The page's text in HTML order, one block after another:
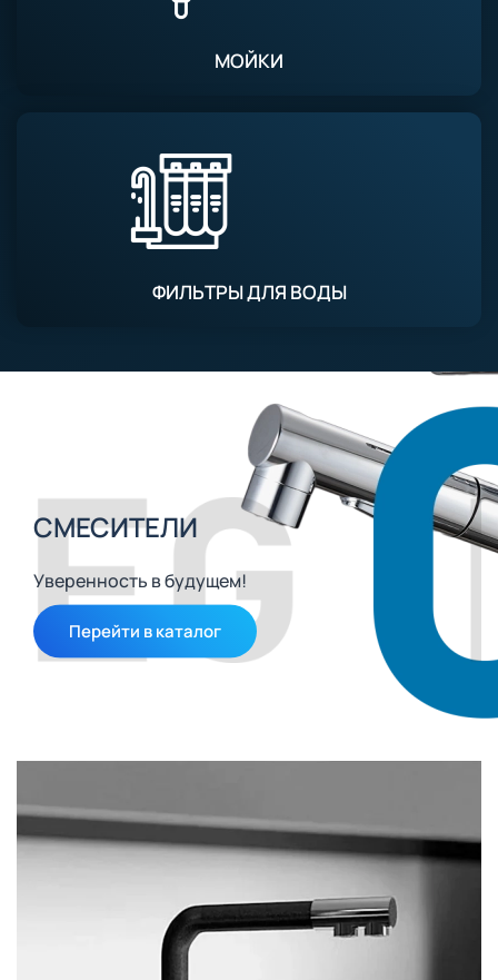
МОЙКИ
ФИЛЬТРЫ ДЛЯ ВОДЫ
СМЕСИТЕЛИ
Уверенность в будущем!
Перейти в каталог